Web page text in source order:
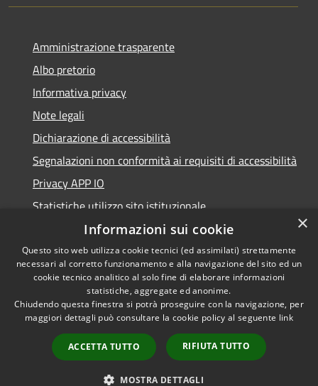
Amministrazione trasparente
Albo pretorio
Informativa privacy
Note legali
Dichiarazione di accessibilità
Segnalazioni non conformità ai requisiti di accessibilità
Privacy APP IO
Statistiche utilizzo sito istituzionale
Qualità dei Servizi Comunali
RSS
Accessibilità
Copyright © 2023 •
Città di Peschiera
Borromeo •
Powered byMunicipium
×
Informazioni sui cookie
Questo sito web utilizza cookie tecnici (ed assimilati) strettamente
necessari al corretto funzionamento e alla navigazione del sito ed un
cookie tecnico analitico al solo fine di elaborare informazioni
statistiche, aggregate ed anonime.
Chiudendo questa finestra si potrà proseguire con la navigazione, per
maggiori dettagli può consultare la cookie policy al seguente link
ACCETTA TUTTO RIFIUTA TUTTO
MOSTRA DETTAGLI